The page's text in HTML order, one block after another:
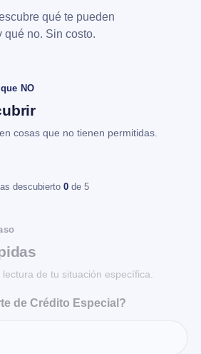
qué te pueden
no. Sin costo.
NO
cosas que no tienen permitidas.
descubierto 0 de 5
de tu situación específica.
de Crédito Especial?